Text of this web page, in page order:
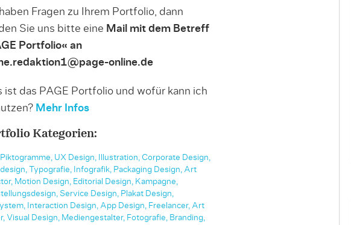
Fragen zu Ihrem Portfolio, dann
Sie uns bitte eine Mail mit dem Betreff
Portfolio« an
online.de
ist das PAGE Portfolio und wofür kann ich
Mehr Infos
Kategorien:
Piktogramme, UX Design, Illustration, Corporate Design,
Typografie, Infografik, Packaging Design, Art
Motion Design, Editorial Design, Kampagne,
Service Design, Plakat Design,
Interaction Design, App Design, Freelancer, Art
Visual Design, Mediengestalter, Fotografie, Branding,